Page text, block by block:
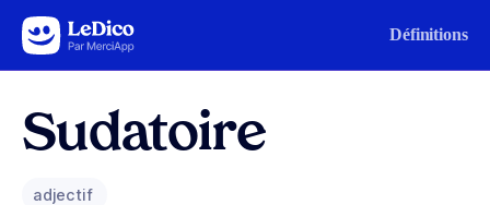
Aller au contenu Définitions
Sudatoire
adjectif